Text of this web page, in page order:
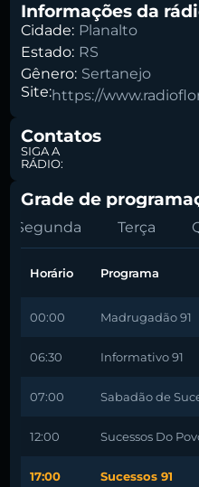
Informações da
Cidade: Planalto
Estado: RS
Gênero: Sertanejo
Site:https://
Contatos
SIGA A
RÁDIO:
Grade de
Segunda Terça
Horário Programa
00:00 Madrugadão 91
06:30 Informativo 91
07:00 Sabadão de
12:00 Sucessos Do
17:00 Sucessos 91